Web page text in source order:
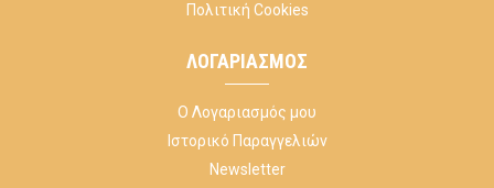
Πολιτική Cookies
ΛΟΓΑΡΙΑΣΜΌΣ
Ο Λογαριασμός μου
Ιστορικό Παραγγελιών
Newsletter